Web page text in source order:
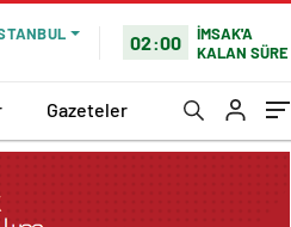
02:00
İMSAK'A
KALAN SÜRE
Gazeteler